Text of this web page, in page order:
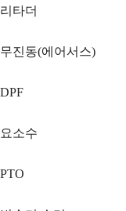
리타더
무진동(에어서스)
DPF
요소수
PTO